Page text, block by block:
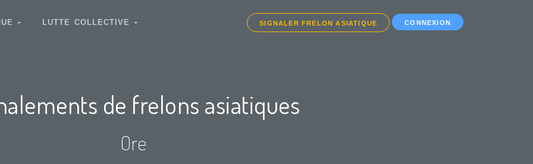
LUTTE COLLECTIVE SIGNALER FRELON ASIATIQUE CONNEXION
de frelons asiatiques
Ore